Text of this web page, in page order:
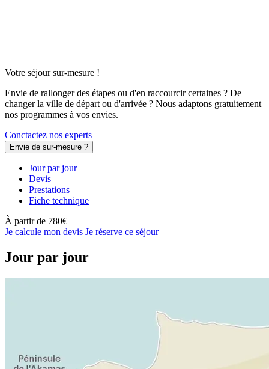
Votre séjour sur-mesure !
Envie de rallonger des étapes ou d'en raccourcir certaines ? De
changer la ville de départ ou d'arrivée ? Nous adaptons gratuitement
nos programmes à vos envies.
Conctactez nos experts
Envie de sur-mesure ?
Jour par jour
Devis
Prestations
Fiche technique
À partir de 780€
Je calcule mon devis Je réserve ce séjour
Jour par jour